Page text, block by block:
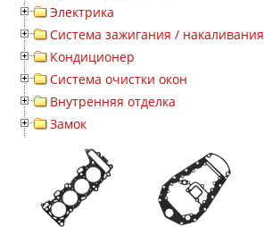
Электрика
Система зажигания / накаливания
Кондиционер
Система очистки окон
Внутренняя отделка
Замок